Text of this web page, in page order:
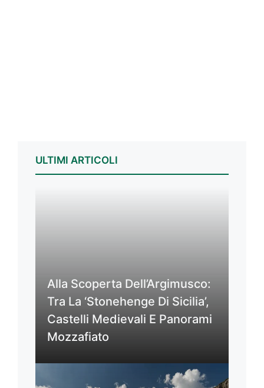
ULTIMI ARTICOLI
Alla Scoperta Dell’Argimusco:
Tra La ‘Stonehenge Di Sicilia’,
Castelli Medievali E Panorami
Mozzafiato